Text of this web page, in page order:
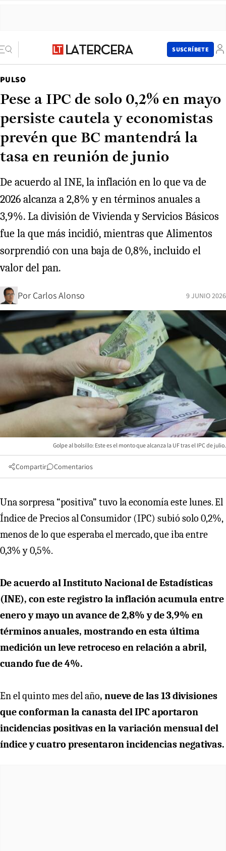
SUSCRÍBETE
PULSO
Pese a IPC de solo 0,2% en mayo
persiste cautela y economistas
prevén que BC mantendrá la
tasa en reunión de junio
De acuerdo al INE, la inflación en lo que va de
2026 alcanza a 2,8% y en términos anuales a
3,9%. La división de Vivienda y Servicios Básicos
fue la que más incidió, mientras que Alimentos
sorprendió con una baja de 0,8%, incluido el
valor del pan.
Por Carlos Alonso 9 JUNIO 2026
Golpe al bolsillo: Este es el monto que alcanza la UF tras el IPC de julio.
Compartir Comentarios
Una sorpresa “positiva” tuvo la economía este lunes. El
Índice de Precios al Consumidor (IPC) subió solo 0,2%,
menos de lo que esperaba el mercado, que iba entre
0,3% y 0,5%.
De acuerdo al Instituto Nacional de Estadísticas
(INE), con este registro la inflación acumula entre
enero y mayo un avance de 2,8% y de 3,9% en
términos anuales, mostrando en esta última
medición un leve retroceso en relación a abril,
cuando fue de 4%.
En el quinto mes del año, nueve de las 13 divisiones
que conforman la canasta del IPC aportaron
incidencias positivas en la variación mensual del
índice y cuatro presentaron incidencias negativas.